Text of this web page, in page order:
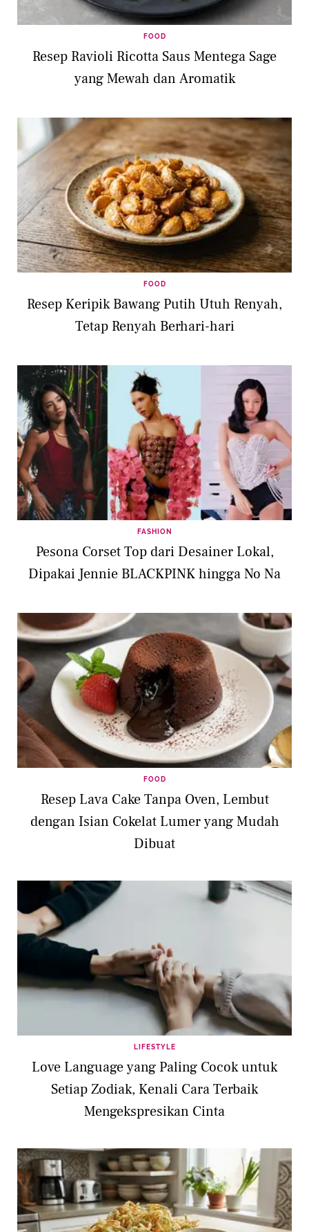
FOOD
Resep Ravioli Ricotta Saus Mentega Sage
yang Mewah dan Aromatik
FOOD
Resep Keripik Bawang Putih Utuh Renyah,
Tetap Renyah Berhari-hari
FASHION
Pesona Corset Top dari Desainer Lokal,
Dipakai Jennie BLACKPINK hingga No Na
FOOD
Resep Lava Cake Tanpa Oven, Lembut
dengan Isian Cokelat Lumer yang Mudah
Dibuat
LIFESTYLE
Love Language yang Paling Cocok untuk
Setiap Zodiak, Kenali Cara Terbaik
Mengekspresikan Cinta